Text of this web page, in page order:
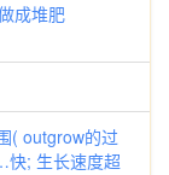
成堆肥
outgrow的过
快; 生长速度超